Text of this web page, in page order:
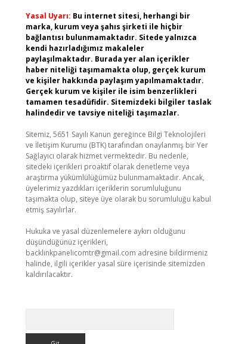
Yasal Uyarı: Bu internet sitesi, herhangi bir
marka, kurum veya şahıs şirketi ile hiçbir
bağlantısı bulunmamaktadır. Sitede yalnızca
kendi hazırladığımız makaleler
paylaşılmaktadır. Burada yer alan içerikler
haber niteliği taşımamakta olup, gerçek kurum
ve kişiler hakkında paylaşım yapılmamaktadır.
Gerçek kurum ve kişiler ile isim benzerlikleri
tamamen tesadüfidir. Sitemizdeki bilgiler taslak
halindedir ve tavsiye niteliği taşımazlar.
Sitemiz, 5651 Sayılı Kanun gereğince Bilgi Teknolojileri
ve İletişim Kurumu (BTK) tarafından onaylanmış bir Yer
Sağlayıcı olarak hizmet vermektedir. Bu nedenle,
sitedeki içerikleri proaktif olarak denetleme veya
araştırma yükümlülüğümüz bulunmamaktadır. Ancak,
üyelerimiz yazdıkları içeriklerin sorumluluğunu
taşımakta olup, siteye üye olarak bu sorumluluğu kabul
etmiş sayılırlar.
Hukuka ve yasal düzenlemelere aykırı olduğunu
düşündüğünüz içerikleri,
backlinkpanelicomtr@gmail.com adresine bildirmeniz
halinde, ilgili içerikler yasal süre içerisinde sitemizden
kaldırılacaktır.